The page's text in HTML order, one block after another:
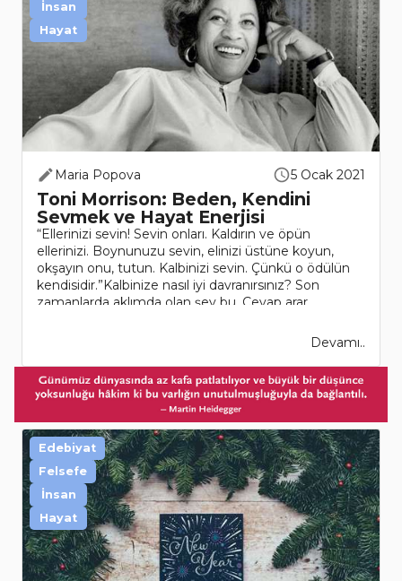
Maria Popova 5 Ocak 2021
Toni Morrison: Beden, Kendini
Sevmek ve Hayat Enerjisi
“Ellerinizi sevin! Sevin onları. Kaldırın ve öpün
ellerinizi. Boynunuzu sevin, elinizi üstüne koyun,
okşayın onu, tutun. Kalbinizi sevin. Çünkü o ödülün
kendisidir.”Kalbinize nasıl iyi davranırsınız? Son
zamanlarda aklımda olan şey bu. Cevap arar..
Devamı..
İnsan
Hayat
Edebiyat
Felsefe
İnsan
Hayat